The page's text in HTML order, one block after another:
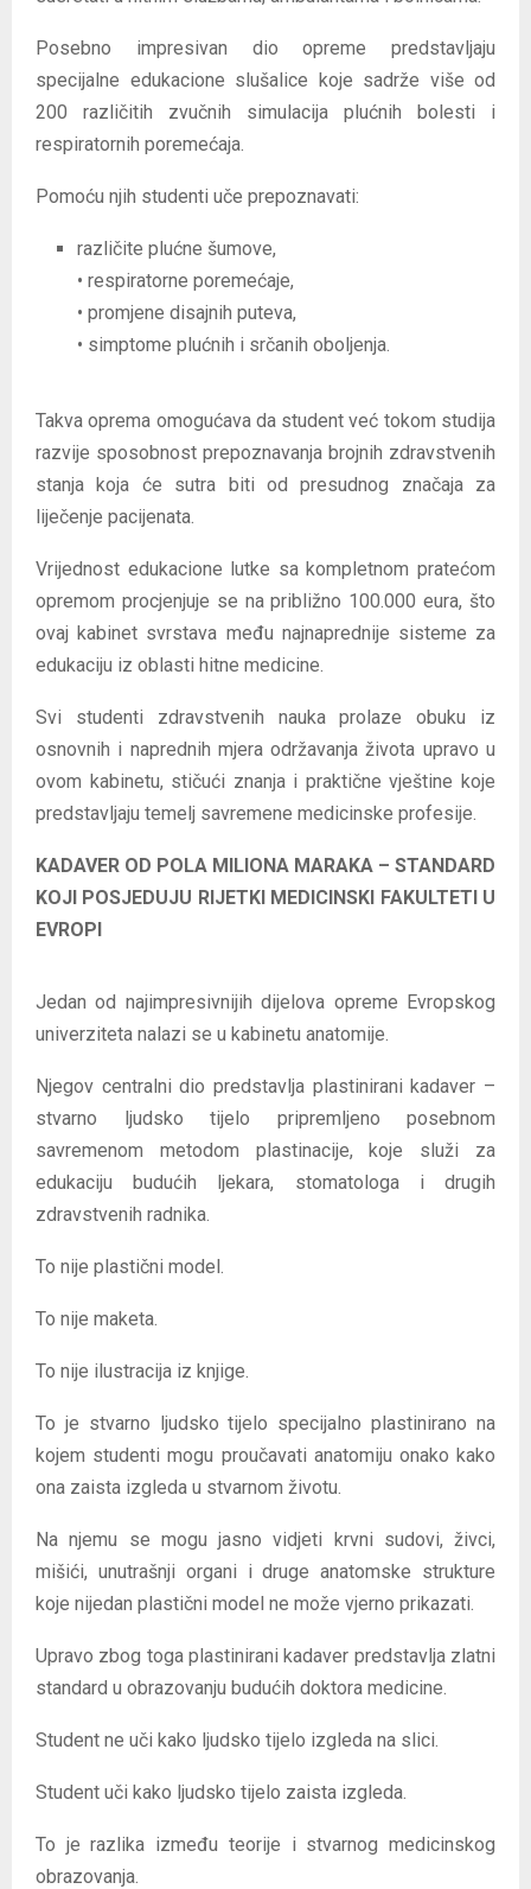
Posebno impresivan dio opreme predstavljaju
specijalne edukacione slušalice koje sadrže više od
200 različitih zvučnih simulacija plućnih bolesti i
respiratornih poremećaja.
Pomoću njih studenti uče prepoznavati:
različite plućne šumove,
• respiratorne poremećaje,
• promjene disajnih puteva,
• simptome plućnih i srčanih oboljenja.
Takva oprema omogućava da student već tokom studija
razvije sposobnost prepoznavanja brojnih zdravstvenih
stanja koja će sutra biti od presudnog značaja za
liječenje pacijenata.
Vrijednost edukacione lutke sa kompletnom pratećom
opremom procjenjuje se na približno 100.000 eura, što
ovaj kabinet svrstava među najnaprednije sisteme za
edukaciju iz oblasti hitne medicine.
Svi studenti zdravstvenih nauka prolaze obuku iz
osnovnih i naprednih mjera održavanja života upravo u
ovom kabinetu, stičući znanja i praktične vještine koje
predstavljaju temelj savremene medicinske profesije.
KADAVER OD POLA MILIONA MARAKA – STANDARD
KOJI POSJEDUJU RIJETKI MEDICINSKI FAKULTETI U
EVROPI
Jedan od najimpresivnijih dijelova opreme Evropskog
univerziteta nalazi se u kabinetu anatomije.
Njegov centralni dio predstavlja plastinirani kadaver –
stvarno ljudsko tijelo pripremljeno posebnom
savremenom metodom plastinacije, koje služi za
edukaciju budućih ljekara, stomatologa i drugih
zdravstvenih radnika.
To nije plastični model.
To nije maketa.
To nije ilustracija iz knjige.
To je stvarno ljudsko tijelo specijalno plastinirano na
kojem studenti mogu proučavati anatomiju onako kako
ona zaista izgleda u stvarnom životu.
Na njemu se mogu jasno vidjeti krvni sudovi, živci,
mišići, unutrašnji organi i druge anatomske strukture
koje nijedan plastični model ne može vjerno prikazati.
Upravo zbog toga plastinirani kadaver predstavlja zlatni
standard u obrazovanju budućih doktora medicine.
Student ne uči kako ljudsko tijelo izgleda na slici.
Student uči kako ljudsko tijelo zaista izgleda.
To je razlika između teorije i stvarnog medicinskog
obrazovanja.